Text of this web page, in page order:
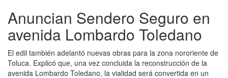
Anuncian Sendero Seguro en
avenida Lombardo Toledano
El edil también adelantó nuevas obras para la zona nororiente de
Toluca. Explicó que, una vez concluida la reconstrucción de la
avenida Lombardo Toledano, la vialidad será convertida en un